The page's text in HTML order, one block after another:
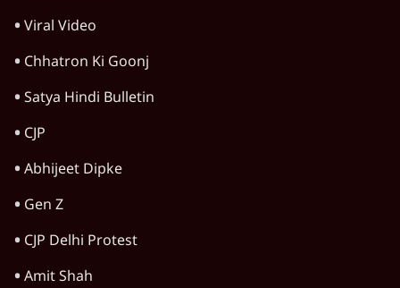
Viral Video
Chhatron Ki Goonj
Satya Hindi Bulletin
CJP
Abhijeet Dipke
Gen Z
CJP Delhi Protest
Amit Shah